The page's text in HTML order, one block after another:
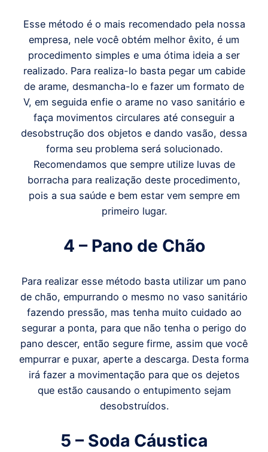
Esse método é o mais recomendado pela nossa
empresa, nele você obtém melhor êxito, é um
procedimento simples e uma ótima ideia a ser
realizado. Para realiza-lo basta pegar um cabide
de arame, desmancha-lo e fazer um formato de
V, em seguida enfie o arame no vaso sanitário e
faça movimentos circulares até conseguir a
desobstrução dos objetos e dando vasão, dessa
forma seu problema será solucionado.
Recomendamos que sempre utilize luvas de
borracha para realização deste procedimento,
pois a sua saúde e bem estar vem sempre em
primeiro lugar.
4 – Pano de Chão
Para realizar esse método basta utilizar um pano
de chão, empurrando o mesmo no vaso sanitário
fazendo pressão, mas tenha muito cuidado ao
segurar a ponta, para que não tenha o perigo do
pano descer, então segure firme, assim que você
empurrar e puxar, aperte a descarga. Desta forma
irá fazer a movimentação para que os dejetos
que estão causando o entupimento sejam
desobstruídos.
5 – Soda Cáustica